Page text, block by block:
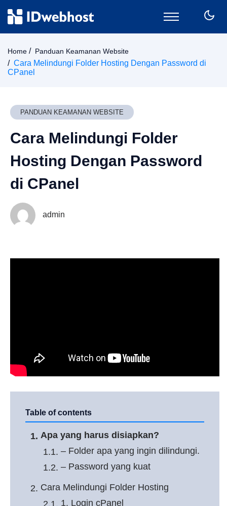
Hosting
Keamanan
CPanel
Billing
Home Panduan Keamanan Website
Cara Melindungi Folder Hosting Dengan Password di
CPanel
PANDUAN KEAMANAN WEBSITE
Cara Melindungi Folder
Hosting Dengan Password
di CPanel
admin
Table of contents
Apa yang harus disiapkan?
– Folder apa yang ingin dilindungi.
– Password yang kuat
Cara Melindungi Folder Hosting
1. Login cPanel